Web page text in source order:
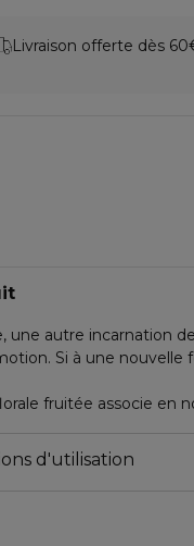
Livraison offerte dès
une autre incarnation
Si à une nouvelle
fruitée associe en
à un très bel absolu
d'utilisation